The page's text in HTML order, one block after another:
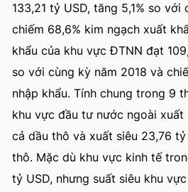
133,21 tỷ USD, tăng 5,1% so với
chiếm 68,6% kim ngạch xuất
khẩu của khu vực ĐTNN đạt
so với cùng kỳ năm 2018 và
nhập khẩu. Tính chung trong 9
khu vực đầu tư nước ngoài xuất
cả dầu thô và xuất siêu 23,76
thô. Mặc dù khu vực kinh tế
tỷ USD, nhưng suất siêu khu